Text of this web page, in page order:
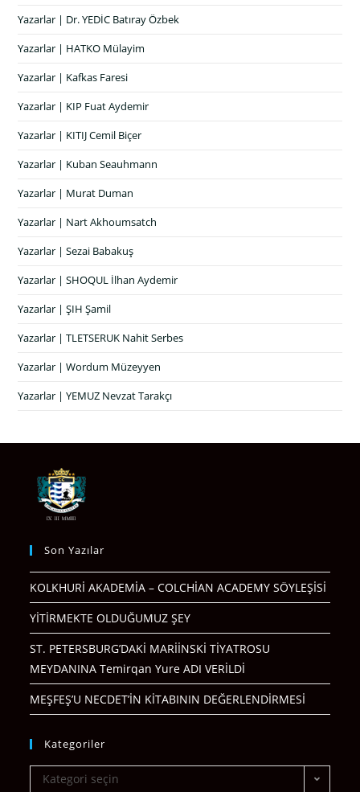
Yazarlar | Dr. YEDİC Batıray Özbek
Yazarlar | HATKO Mülayim
Yazarlar | Kafkas Faresi
Yazarlar | KIP Fuat Aydemir
Yazarlar | KITIJ Cemil Biçer
Yazarlar | Kuban Seauhmann
Yazarlar | Murat Duman
Yazarlar | Nart Akhoumsatch
Yazarlar | Sezai Babakuş
Yazarlar | SHOQUL İlhan Aydemir
Yazarlar | ŞIH Şamil
Yazarlar | TLETSERUK Nahit Serbes
Yazarlar | Wordum Müzeyyen
Yazarlar | YEMUZ Nevzat Tarakçı
Son Yazılar
KOLKHURİ AKADEMİA – COLCHİAN ACADEMY SÖYLEŞİSİ
YİTİRMEKTE OLDUĞUMUZ ŞEY
ST. PETERSBURG’DAKİ MARİİNSKİ TİYATROSU
MEYDANINA Temirqan Yure ADI VERİLDİ
MEŞFEŞ’U NECDET’İN KİTABININ DEĞERLENDİRMESİ
Kategoriler
Kategori seçin